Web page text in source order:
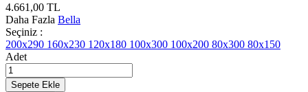
4.661,00 TL
Daha Fazla Bella
Seçiniz :
200x290 160x230 120x180 100x300 100x200 80x300 80x150
Adet
Sepete Ekle